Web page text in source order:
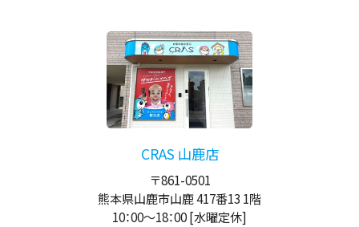
CRAS 山鹿店
〒861-0501
熊本県山鹿市山鹿 417番13 1階
10：00～18：00[水曜定休]